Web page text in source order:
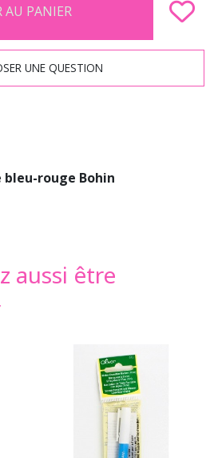
AU PANIER
UNE QUESTION
bleu-rouge Bohin
aussi être